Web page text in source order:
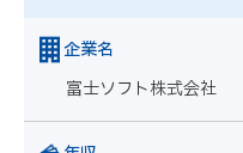
企業名
富士ソフト株式会社